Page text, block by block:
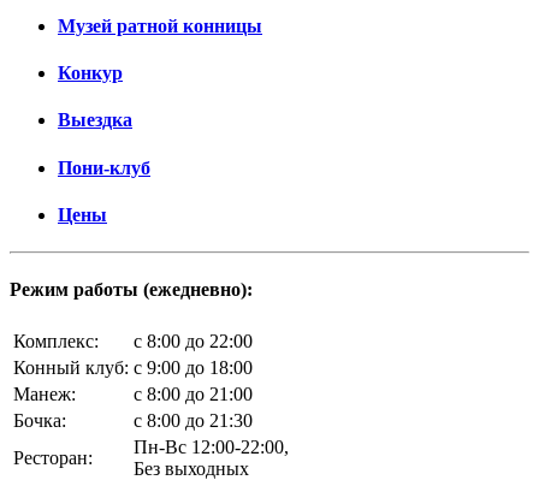
Музей ратной конницы
Конкур
Выездка
Пони-клуб
Цены
Режим работы (ежедневно):
Комплекс:
c 8:00 до 22:00
Конный клуб: c 9:00 до 18:00
Манеж:
c 8:00 до 21:00
Бочка:
c 8:00 до 21:30
Ресторан:
Пн-Вс 12:00-22:00,
Без выходных